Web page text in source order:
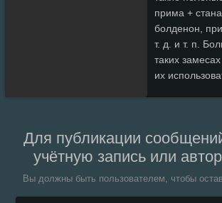
прима +
болденон,
т. д. и т. п.
таких
их
Для публикации
учётную запись или
Вы должны быть пользователем, чтобы